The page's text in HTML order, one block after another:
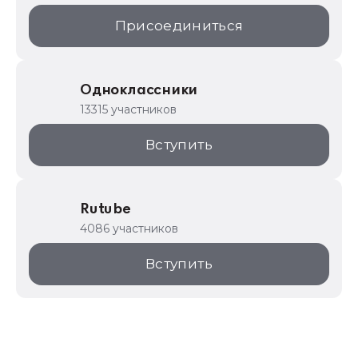
Присоединиться
Одноклассники
13315 участников
Вступить
Rutube
4086 участников
Вступить